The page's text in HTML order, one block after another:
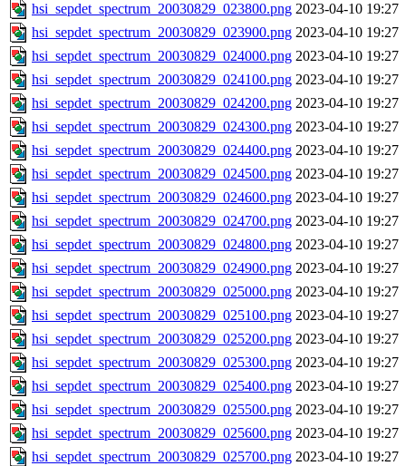
hsi_sepdet_spectrum_20030829_023800.png 2023-04-10 19:27
hsi_sepdet_spectrum_20030829_023900.png 2023-04-10 19:27
hsi_sepdet_spectrum_20030829_024000.png 2023-04-10 19:27
hsi_sepdet_spectrum_20030829_024100.png 2023-04-10 19:27
hsi_sepdet_spectrum_20030829_024200.png 2023-04-10 19:27
hsi_sepdet_spectrum_20030829_024300.png 2023-04-10 19:27
hsi_sepdet_spectrum_20030829_024400.png 2023-04-10 19:27
hsi_sepdet_spectrum_20030829_024500.png 2023-04-10 19:27
hsi_sepdet_spectrum_20030829_024600.png 2023-04-10 19:27
hsi_sepdet_spectrum_20030829_024700.png 2023-04-10 19:27
hsi_sepdet_spectrum_20030829_024800.png 2023-04-10 19:27
hsi_sepdet_spectrum_20030829_024900.png 2023-04-10 19:27
hsi_sepdet_spectrum_20030829_025000.png 2023-04-10 19:27
hsi_sepdet_spectrum_20030829_025100.png 2023-04-10 19:27
hsi_sepdet_spectrum_20030829_025200.png 2023-04-10 19:27
hsi_sepdet_spectrum_20030829_025300.png 2023-04-10 19:27
hsi_sepdet_spectrum_20030829_025400.png 2023-04-10 19:27
hsi_sepdet_spectrum_20030829_025500.png 2023-04-10 19:27
hsi_sepdet_spectrum_20030829_025600.png 2023-04-10 19:27
hsi_sepdet_spectrum_20030829_025700.png 2023-04-10 19:27